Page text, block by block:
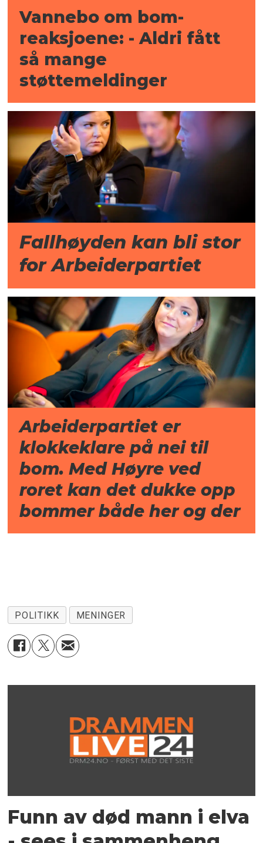
Vannebo om bom-
reaksjoene: - Aldri fått
så mange
støttemeldinger
Fallhøyden kan bli stor
for Arbeiderpartiet
Arbeiderpartiet er
klokkeklare på nei til
bom. Med Høyre ved
roret kan det dukke opp
bommer både her og der
POLITIKK MENINGER
Funn av død mann i elva